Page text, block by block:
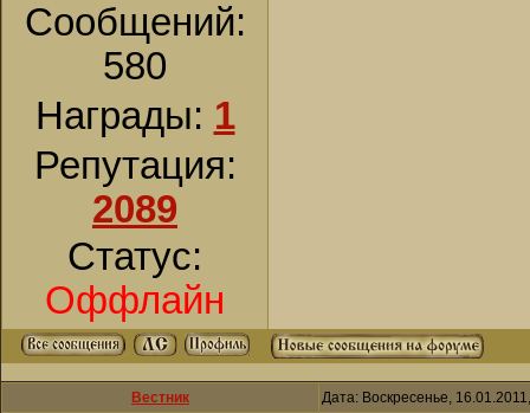
Сообщений:
580
Награды: 1
Репутация:
2089
Статус:
Оффлайн
Вестник Дата: Воскресенье,